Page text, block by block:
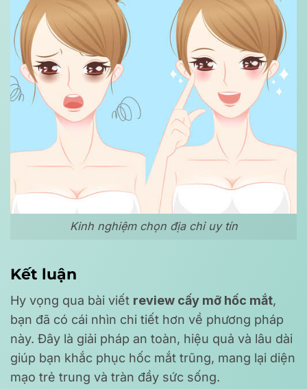
Kinh nghiệm chọn địa chỉ uy tín
Kết luận
Hy vọng qua bài viết review cấy mỡ hốc mắt,
bạn đã có cái nhìn chi tiết hơn về phương pháp
này. Đây là giải pháp an toàn, hiệu quả và lâu dài
giúp bạn khắc phục hốc mắt trũng, mang lại diện
mạo trẻ trung và tràn đầy sức sống.